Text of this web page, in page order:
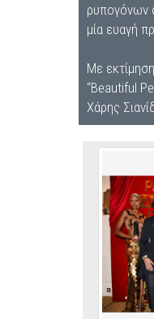
ρυπογόνων
μία ευαγή
Με
“Beautiful
Χάρης